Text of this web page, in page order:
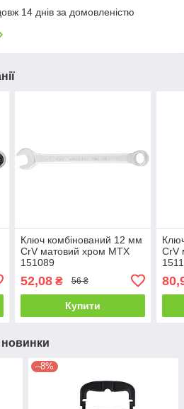
14 днів за домовленістю
Ключ комбінований 12 мм
CrV матовий хром MTX
151089
52,08₴ 56 ₴
Купити
CrV
новинки
–8%